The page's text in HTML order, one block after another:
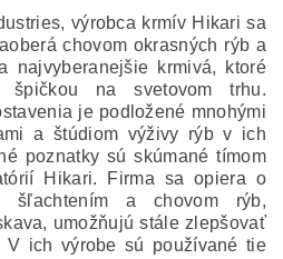
výrobca krmív Hikari sa
chovom okrasných rýb a
najvyberanejšie krmivá, ktoré
na svetovom trhu.
je podložené mnohými
a štúdiom výživy rýb v ich
poznatky sú skúmané tímom
Hikari. Firma sa opiera o
šľachtením a chovom rýb,
umožňujú stále zlepšovať
V ich výrobe sú používané tie